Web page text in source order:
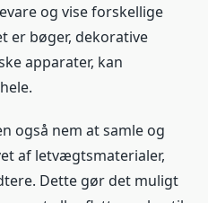
og vise forskellige
er bøger, dekorative
apparater, kan
også nem at samle og
af letvægtsmaterialer,
Dette gør det muligt